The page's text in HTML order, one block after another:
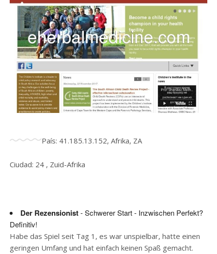
País: 41.185.13.152, Afrika, ZA
Ciudad: 24 , Zuid-Afrika
Der Rezensionist- Schwerer Start - Inzwischen Perfekt?
Definitiv!
Habe das Spiel seit Tag 1, es war unspielbar, hatte einen
geringen Umfang und hat einfach keinen Spaß gemacht.